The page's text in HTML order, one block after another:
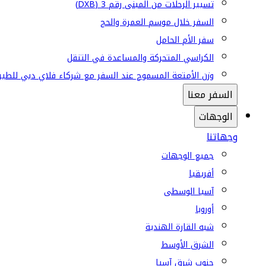
تسيير الرحلات من المبنى رقم 3 (DXB)
السفر خلال موسم العمرة والحج
سفر الأم الحامل
الكراسي المتحركة والمساعدة في التنقل
وزن الأمتعة المسموح عند السفر مع شركاء فلاي دبي
السفر معنا
الوجهات
وجهاتنا
جميع الوجهات
أفريقيا
آسيا الوسطى
أوروبا
شبه القارة الهندية
الشرق الأوسط
جنوب شرق آسيا